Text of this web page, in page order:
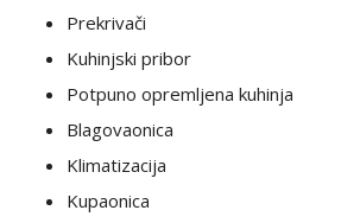
Prekrivači
Kuhinjski pribor
Potpuno opremljena kuhinja
Blagovaonica
Klimatizacija
Kupaonica